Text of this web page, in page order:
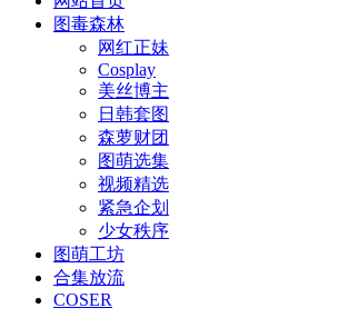
图毒森林
网红正妹
Cosplay
美丝博主
日韩套图
森萝财团
图萌选集
视频精选
紧急企划
少女秩序
图萌工坊
合集放流
COSER